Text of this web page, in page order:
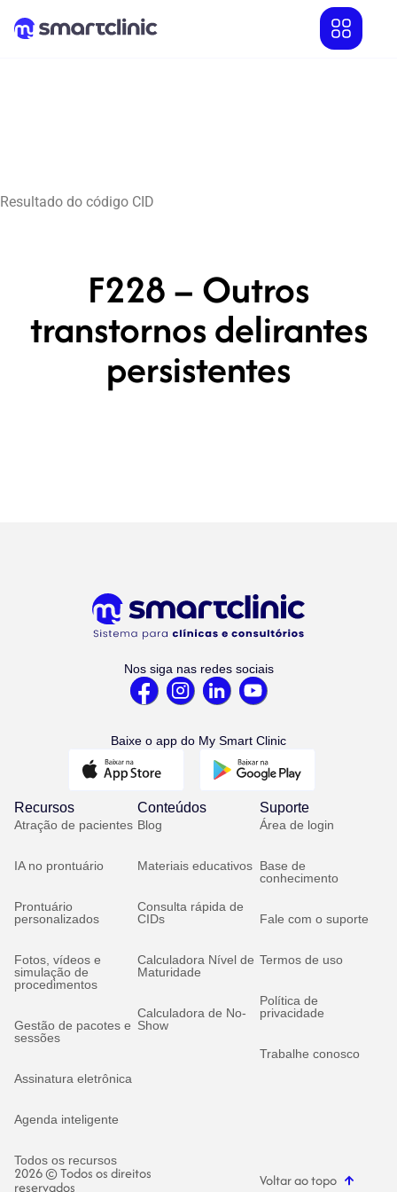
Resultado do código CID
F228 – Outros
transtornos delirantes
persistentes
Nos siga nas redes sociais
Baixe o app do My Smart Clinic
Recursos
Atração de pacientes
IA no prontuário
Prontuário
personalizados
Fotos, vídeos e
simulação de
procedimentos
Gestão de pacotes e
sessões
Assinatura eletrônica
Agenda inteligente
Todos os recursos
Conteúdos
Blog
Materiais educativos
Consulta rápida de
CIDs
Calculadora Nível de
Maturidade
Calculadora de No-
Show
Suporte
Área de login
Base de
conhecimento
Fale com o suporte
Termos de uso
Política de
privacidade
Trabalhe conosco
2026 © Todos os direitos
reservados Voltar ao topo